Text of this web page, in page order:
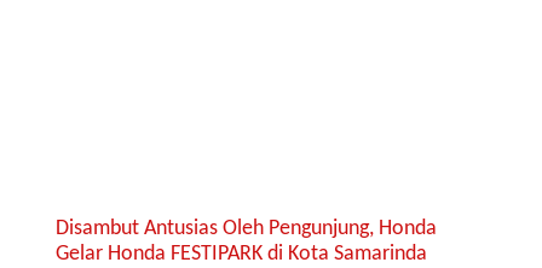
Disambut Antusias Oleh Pengunjung, Honda
Gelar Honda FESTIPARK di Kota Samarinda